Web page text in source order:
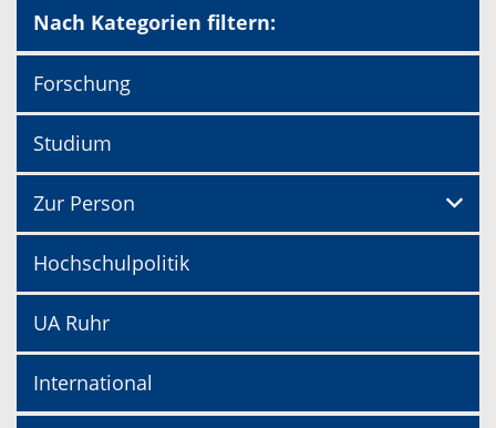
Nach Kategorien filtern:
Forschung
Studium
Zur Person
Hochschulpolitik
UA Ruhr
International